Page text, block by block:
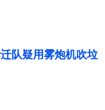
队疑用雾炮机吹垃